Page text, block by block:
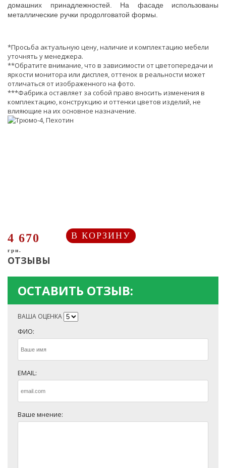
домашних принадлежностей. На фасаде использованы
металлические ручки продолговатой формы.
*Просьба актуальную цену, наличие и комплектацию мебели
уточнять у менеджера.
**Обратите внимание, что в зависимости от цветопередачи и
яркости монитора или дисплея, оттенок в реальности может
отличаться от изображенного на фото.
***Фабрика оставляет за собой право вносить изменения в
комплектацию, конструкцию и оттенки цветов изделий, не
влияющие на их основное назначение.
4 670
грн.
В КОРЗИНУ
ОТЗЫВЫ
ОСТАВИТЬ ОТЗЫВ:
ВАША ОЦЕНКА
ФИО:
EMAIL:
Ваше мнение: